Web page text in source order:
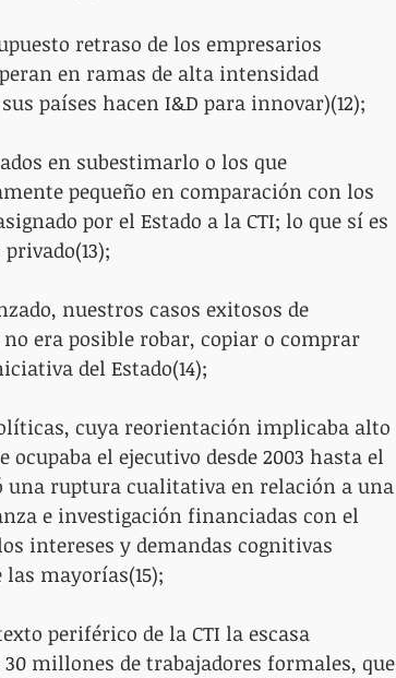
retraso de los empresarios
en ramas de alta intensidad
países hacen I&D para innovar)(12);
​​en subestimarlo o los que
pequeño en comparación con los
por el Estado a la CTI; lo que sí es
nuestros casos exitosos de
era posible robar, copiar o comprar
del Estado(14);
cuya reorientación implicaba alto
el ejecutivo desde 2003 hasta el
una ruptura cualitativa en relación a una
e investigación financiadas con el
intereses y demandas cognitivas
mayorías(15);
periférico de la CTI la escasa
millones de trabajadores formales, que